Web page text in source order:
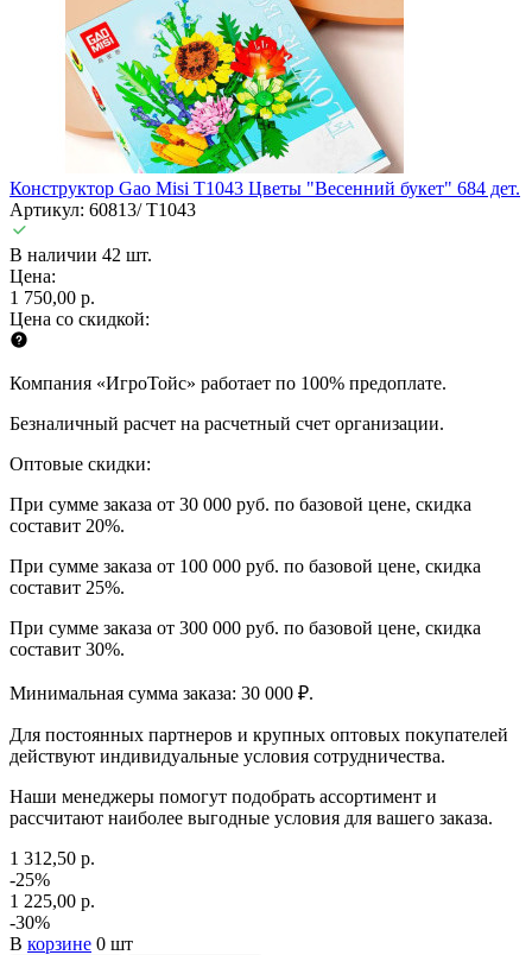
Конструктор Gao Misi T1043 Цветы "Весенний букет" 684 дет.
Артикул: 60813/ T1043
В наличии 42 шт.
Цена:
1 750,00 р.
Цена со скидкой:
Компания «ИгроТойс» работает по 100% предоплате.
Безналичный расчет на расчетный счет организации.
Оптовые скидки:
При сумме заказа от 30 000 руб. по базовой цене, скидка
составит 20%.
При сумме заказа от 100 000 руб. по базовой цене, скидка
составит 25%.
При сумме заказа от 300 000 руб. по базовой цене, скидка
составит 30%.
Минимальная сумма заказа: 30 000 ₽.
Для постоянных партнеров и крупных оптовых покупателей
действуют индивидуальные условия сотрудничества.
Наши менеджеры помогут подобрать ассортимент и
рассчитают наиболее выгодные условия для вашего заказа.
1 312,50 р.
-25%
1 225,00 р.
-30%
В корзине 0 шт